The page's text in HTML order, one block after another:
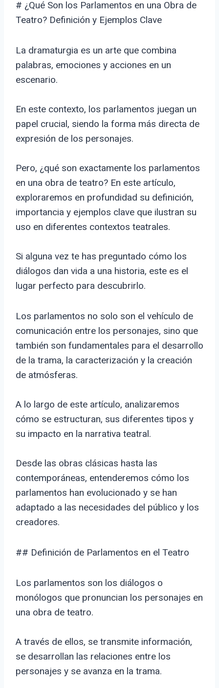
# ¿Qué Son los Parlamentos en una Obra de
Teatro? Definición y Ejemplos Clave
La dramaturgia es un arte que combina
palabras, emociones y acciones en un
escenario.
En este contexto, los parlamentos juegan un
papel crucial, siendo la forma más directa de
expresión de los personajes.
Pero, ¿qué son exactamente los parlamentos
en una obra de teatro? En este artículo,
exploraremos en profundidad su definición,
importancia y ejemplos clave que ilustran su
uso en diferentes contextos teatrales.
Si alguna vez te has preguntado cómo los
diálogos dan vida a una historia, este es el
lugar perfecto para descubrirlo.
Los parlamentos no solo son el vehículo de
comunicación entre los personajes, sino que
también son fundamentales para el desarrollo
de la trama, la caracterización y la creación
de atmósferas.
A lo largo de este artículo, analizaremos
cómo se estructuran, sus diferentes tipos y
su impacto en la narrativa teatral.
Desde las obras clásicas hasta las
contemporáneas, entenderemos cómo los
parlamentos han evolucionado y se han
adaptado a las necesidades del público y los
creadores.
## Definición de Parlamentos en el Teatro
Los parlamentos son los diálogos o
monólogos que pronuncian los personajes en
una obra de teatro.
A través de ellos, se transmite información,
se desarrollan las relaciones entre los
personajes y se avanza en la trama.